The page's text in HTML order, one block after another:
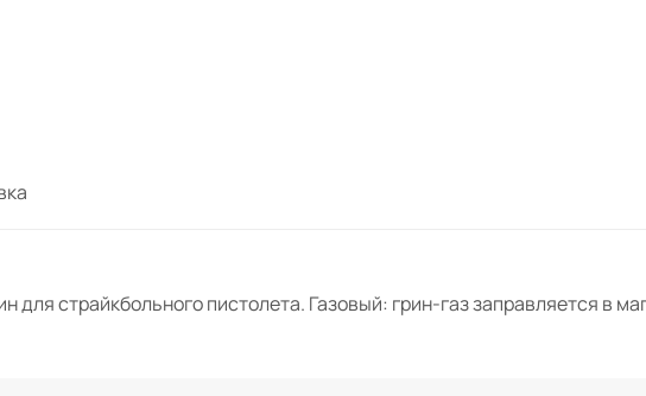
для страйкбольного пистолета. Газовый: грин-газ заправляется в